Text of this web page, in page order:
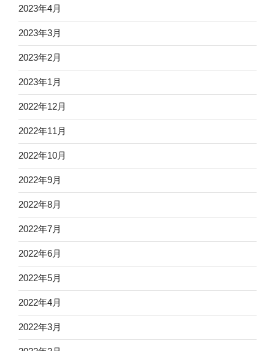
2023年4月
2023年3月
2023年2月
2023年1月
2022年12月
2022年11月
2022年10月
2022年9月
2022年8月
2022年7月
2022年6月
2022年5月
2022年4月
2022年3月